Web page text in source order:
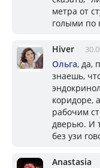
метра от
голыми по
Hiver
Ольга, да,
знаешь,
коридоре,
рабочим
дверью. И
без узи
Anastasia